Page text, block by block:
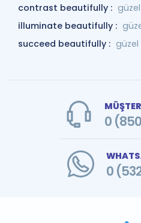
contrast beautifully :
illuminate beautifully :
succeed beautifully : güzel
0
0